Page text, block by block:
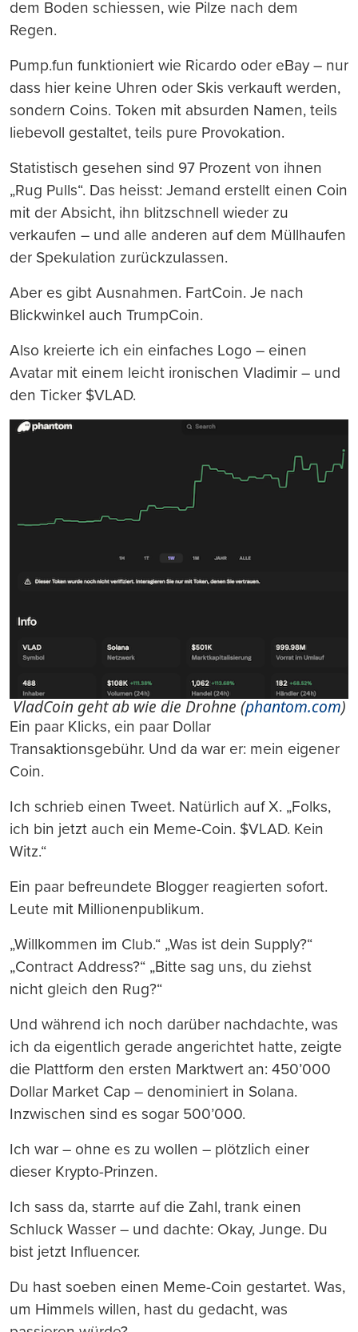
dem Boden schiessen, wie Pilze nach dem
Regen.
Pump.fun funktioniert wie Ricardo oder eBay – nur
dass hier keine Uhren oder Skis verkauft werden,
sondern Coins. Token mit absurden Namen, teils
liebevoll gestaltet, teils pure Provokation.
Statistisch gesehen sind 97 Prozent von ihnen
„Rug Pulls“. Das heisst: Jemand erstellt einen Coin
mit der Absicht, ihn blitzschnell wieder zu
verkaufen – und alle anderen auf dem Müllhaufen
der Spekulation zurückzulassen.
Aber es gibt Ausnahmen. FartCoin. Je nach
Blickwinkel auch TrumpCoin.
Also kreierte ich ein einfaches Logo – einen
Avatar mit einem leicht ironischen Vladimir – und
den Ticker $VLAD.
VladCoin geht ab wie die Drohne (phantom.com)
Ein paar Klicks, ein paar Dollar
Transaktionsgebühr. Und da war er: mein eigener
Coin.
Ich schrieb einen Tweet. Natürlich auf X. „Folks,
ich bin jetzt auch ein Meme-Coin. $VLAD. Kein
Witz.“
Ein paar befreundete Blogger reagierten sofort.
Leute mit Millionenpublikum.
„Willkommen im Club.“ „Was ist dein Supply?“
„Contract Address?“ „Bitte sag uns, du ziehst
nicht gleich den Rug?“
Und während ich noch darüber nachdachte, was
ich da eigentlich gerade angerichtet hatte, zeigte
die Plattform den ersten Marktwert an: 450’000
Dollar Market Cap – denominiert in Solana.
Inzwischen sind es sogar 500’000.
Ich war – ohne es zu wollen – plötzlich einer
dieser Krypto-Prinzen.
Ich sass da, starrte auf die Zahl, trank einen
Schluck Wasser – und dachte: Okay, Junge. Du
bist jetzt Influencer.
Du hast soeben einen Meme-Coin gestartet. Was,
um Himmels willen, hast du gedacht, was